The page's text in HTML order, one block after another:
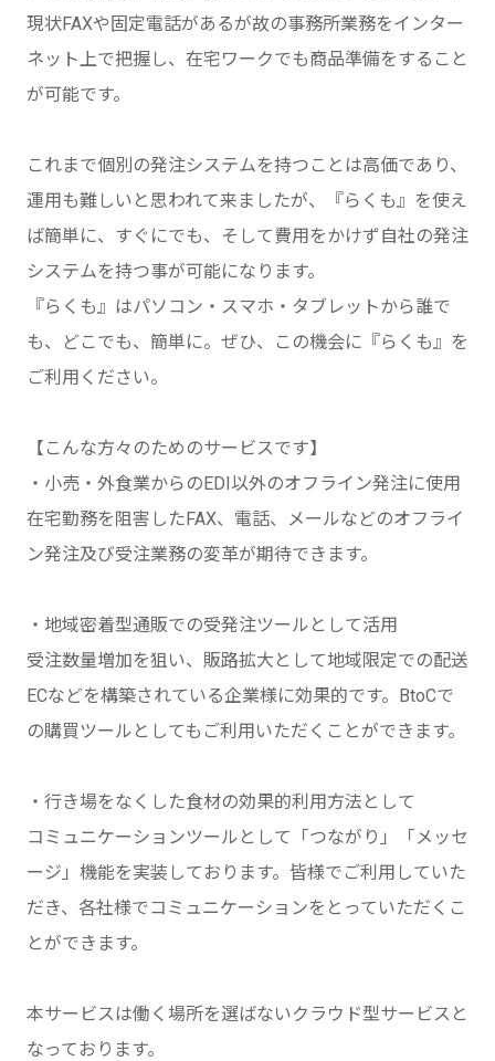
現状FAXや固定電話があるが故の事務所業務をインター
ネット上で把握し、在宅ワークでも商品準備をすること
が可能です。
これまで個別の発注システムを持つことは高価であり、
運用も難しいと思われて来ましたが、『らくも』を使え
ば簡単に、すぐにでも、そして費用をかけず自社の発注
システムを持つ事が可能になります。
『らくも』はパソコン・スマホ・タブレットから誰で
も、どこでも、簡単に。ぜひ、この機会に『らくも』を
ご利用ください。
【こんな方々のためのサービスです】
・小売・外食業からのEDI以外のオフライン発注に使用
在宅勤務を阻害したFAX、電話、メールなどのオフライ
ン発注及び受注業務の変革が期待できます。
・地域密着型通販での受発注ツールとして活用
受注数量増加を狙い、販路拡大として地域限定での配送
ECなどを構築されている企業様に効果的です。BtoCで
の購買ツールとしてもご利用いただくことができます。
・行き場をなくした食材の効果的利用方法として
コミュニケーションツールとして「つながり」「メッセ
ージ」機能を実装しております。皆様でご利用していた
だき、各社様でコミュニケーションをとっていただくこ
とができます。
本サービスは働く場所を選ばないクラウド型サービスと
なっております。